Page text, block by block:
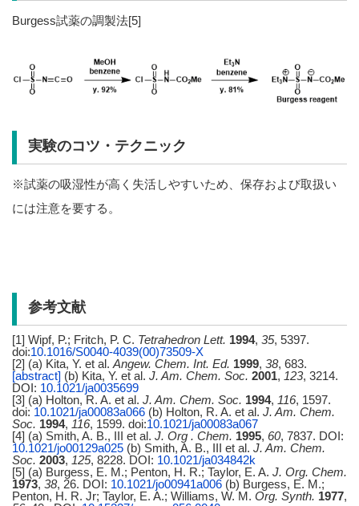
Burgess試薬の調製法[5]
実験のコツ・テクニック
※試薬の吸湿性が高く失活しやすいため、保存および取扱い
には注意を要する。
参考文献
[1] Wipf, P.; Fritch, P. C. Tetrahedron Lett. 1994, 35, 5397.
doi:10.1016/S0040-4039(00)73509-X
[2] (a) Kita, Y. et al. Angew. Chem. Int. Ed. 1999, 38, 683.
[abstract] (b) Kita, Y. et al. J. Am. Chem. Soc. 2001, 123, 3214.
DOI: 10.1021/ja0035699
[3] (a) Holton, R. A. et al. J. Am. Chem. Soc. 1994, 116, 1597.
doi: 10.1021/ja00083a066 (b) Holton, R. A. et al. J. Am. Chem.
Soc. 1994, 116, 1599. doi:10.1021/ja00083a067
[4] (a) Smith, A. B., III et al. J. Org . Chem. 1995, 60, 7837. DOI:
10.1021/jo00129a025 (b) Smith, A. B., III et al. J. Am. Chem.
Soc. 2003, 125, 8228. DOI: 10.1021/ja034842k
[5] (a) Burgess, E. M.; Penton, H. R.; Taylor, E. A. J. Org. Chem.
1973, 38, 26. DOI: 10.1021/jo00941a006 (b) Burgess, E. M.;
Penton, H. R. Jr; Taylor, E. A.; Williams, W. M. Org. Synth. 1977,